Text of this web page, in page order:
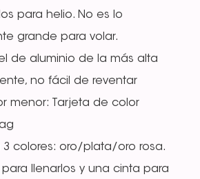
para helio. No es lo
grande para volar.
de aluminio de la más alta
no fácil de reventar
menor: Tarjeta de color
3 colores: oro/plata/oro rosa.
llenarlos y una cinta para